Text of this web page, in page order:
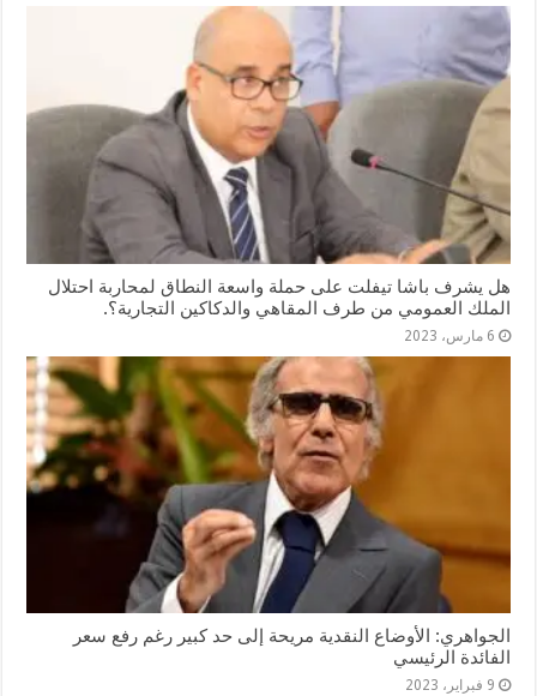
هل يشرف باشا تيفلت على حملة واسعة النطاق لمحاربة احتلال
الملك العمومي من طرف المقاهي والدكاكين التجارية؟.
6 مارس، 2023
الجواهري: الأوضاع النقدية مريحة إلى حد كبير رغم رفع سعر
الفائدة الرئيسي
9 فبراير، 2023